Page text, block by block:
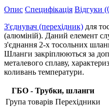
Опис Специфікація Відгуки
З'єднувач (перехідник) для
(алюміній). Даний елемент
з'єднання 2-х тосольних
Шланги закріплюються за
металевого сплаву,
коливань температури.
ГБО - Трубки, шланги
Група товарів Перехідники